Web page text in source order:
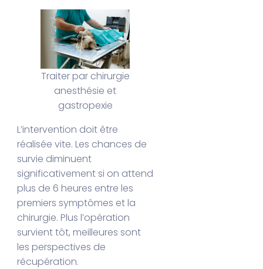
Traiter par chirurgie
anesthésie et
gastropexie
L’intervention doit être
réalisée vite. Les chances de
survie diminuent
significativement si on attend
plus de 6 heures entre les
premiers symptômes et la
chirurgie. Plus l’opération
survient tôt, meilleures sont
les perspectives de
récupération.